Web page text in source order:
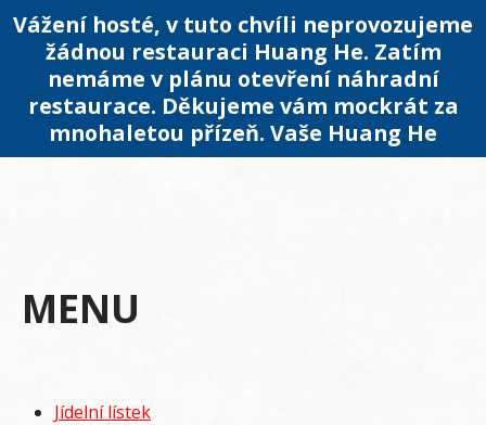
Vážení hosté, v tuto chvíli neprovozujeme
žádnou restauraci Huang He. Zatím
nemáme v plánu otevření náhradní
restaurace. Děkujeme vám mockrát za
mnohaletou přízeň. Vaše Huang He
MENU
Jídelní lístek